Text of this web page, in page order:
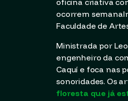
ocorrem
Faculdade de
Ministrada por
engenheiro da
Caquí e foca nas
sonoridades. Os
floresta que já